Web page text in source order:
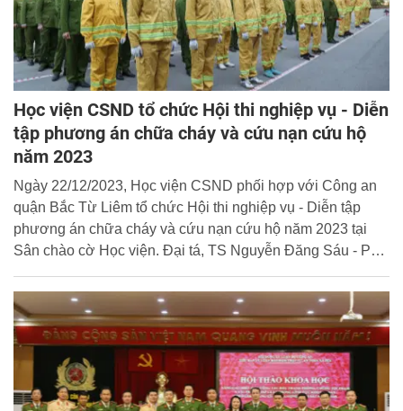
Học viện CSND tổ chức Hội thi nghiệp vụ - Diễn
tập phương án chữa cháy và cứu nạn cứu hộ
năm 2023
Ngày 22/12/2023, Học viện CSND phối hợp với Công an
quận Bắc Từ Liêm tổ chức Hội thi nghiệp vụ - Diễn tập
phương án chữa cháy và cứu nạn cứu hộ năm 2023 tại
Sân chào cờ Học viện. Đại tá, TS Nguyễn Đăng Sáu - Phó